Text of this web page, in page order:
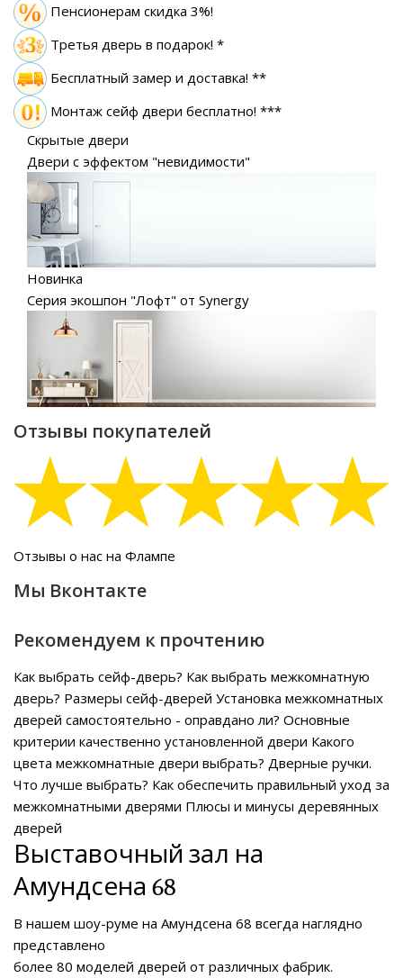
Пенсионерам скидка 3%!
Третья дверь в подарок! *
Бесплатный замер и доставка! **
Монтаж сейф двери бесплатно! ***
Скрытые двери
Двери с эффектом "невидимости"
Новинка
Серия экошпон "Лофт" от Synergy
Отзывы покупателей
Отзывы о нас на Флампе
Мы Вконтакте
Рекомендуем к прочтению
Как выбрать сейф-дверь? Как выбрать межкомнатную
дверь? Размеры сейф-дверей Установка межкомнатных
дверей самостоятельно - оправдано ли? Основные
критерии качественно установленной двери Какого
цвета межкомнатные двери выбрать? Дверные ручки.
Что лучше выбрать? Как обеспечить правильный уход за
межкомнатными дверями Плюсы и минусы деревянных
дверей
Выставочный зал на
Амундсена 68
В нашем шоу-руме на Амундсена 68 всегда наглядно
представлено
более 80 моделей дверей от различных фабрик.